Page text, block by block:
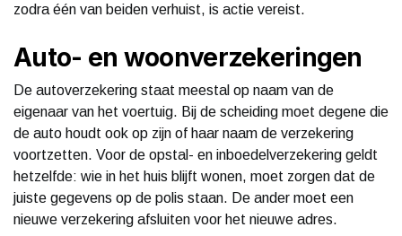
zodra één van beiden verhuist, is actie vereist.
Auto- en woonverzekeringen
De autoverzekering staat meestal op naam van de
eigenaar van het voertuig. Bij de scheiding moet degene die
de auto houdt ook op zijn of haar naam de verzekering
voortzetten. Voor de opstal- en inboedelverzekering geldt
hetzelfde: wie in het huis blijft wonen, moet zorgen dat de
juiste gegevens op de polis staan. De ander moet een
nieuwe verzekering afsluiten voor het nieuwe adres.